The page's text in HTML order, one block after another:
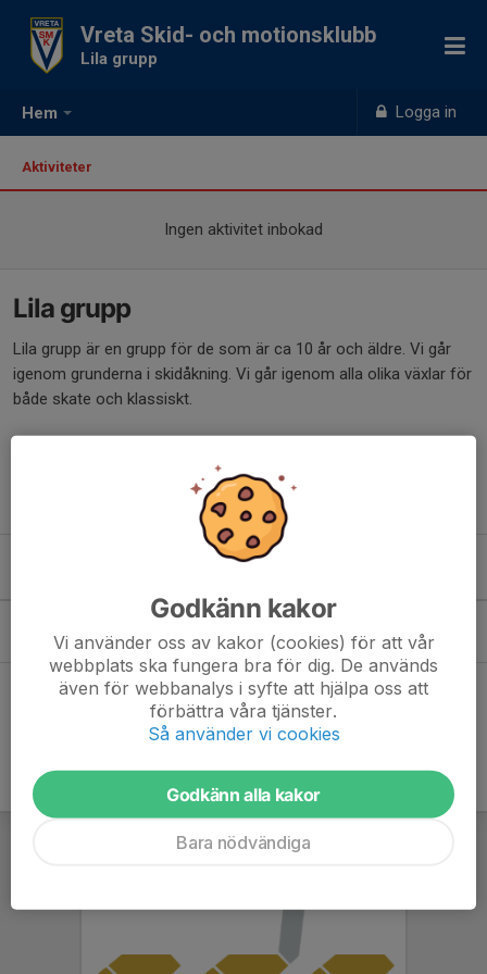
Hem Logga in
Vreta Skid- och motionsklubb
Lila grupp
Aktiviteter
Ingen aktivitet inbokad
Lila grupp
Lila grupp är en grupp för de som är ca 10 år och äldre. Vi går
igenom grunderna i skidåkning. Vi går igenom alla olika växlar för
både skate och klassiskt.
fokuserar mycket på att hitta glädjen till skidor.
18:00-20:00
Årsmöte
Olstorp
Hela kalendern
Godkänn kakor
Vi använder oss av kakor (cookies) för att vår
webbplats ska fungera bra för dig. De används
även för webbanalys i syfte att hjälpa oss att
förbättra våra tjänster.
Så använder vi cookies
Godkänn alla kakor
Bara nödvändiga